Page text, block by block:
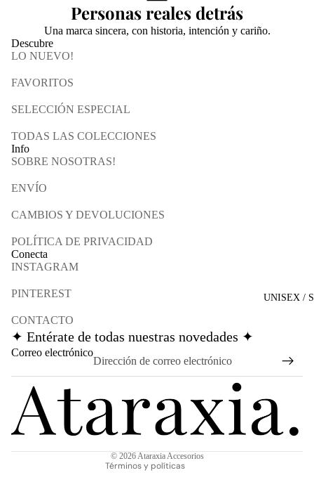
UNISEX /
Personas reales detrás
Una marca sincera, con historia, intención y cariño.
Descubre
LO NUEVO!
FAVORITOS
SELECCIÓN ESPECIAL
TODAS LAS COLECCIONES
Info
SOBRE NOSOTRAS!
ENVÍO
CAMBIOS Y DEVOLUCIONES
POLÍTICA DE PRIVACIDAD
Conecta
INSTAGRAM
PINTEREST
CONTACTO
✦ Entérate de todas nuestras novedades ✦
Correo electrónico
© 2026Ataraxia Accesorios
Términos y políticas
Política de reembolso
Política de privacidad
Política de envío
Información de contacto